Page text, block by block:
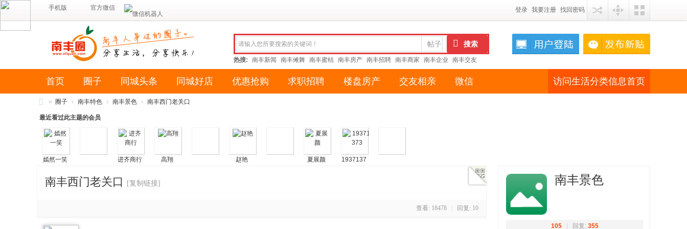
手机版 官方微信 登录 我要注册 找回密码
帖子 搜索
热搜: 南丰新闻 南丰傩舞 南丰蜜桔 南丰房产 南丰招聘 南丰商家 南丰企业 南丰交友
访问生活分类信息首页
首页 圈子 同城头条 同城好店 优惠抢购 求职招聘 楼盘房产 交友相亲 微信
南
丰
（
» 圈子 › 南丰特色 › 南丰景色 › 南丰西门老关口
最近看过此主题的会员
嫣然一笑 进齐商行 高翔 赵艳 夏展颜
1937137
南丰西门老关口 [复制链接]
查看: 18478 回复: 10
南丰景色
105 回复: 355